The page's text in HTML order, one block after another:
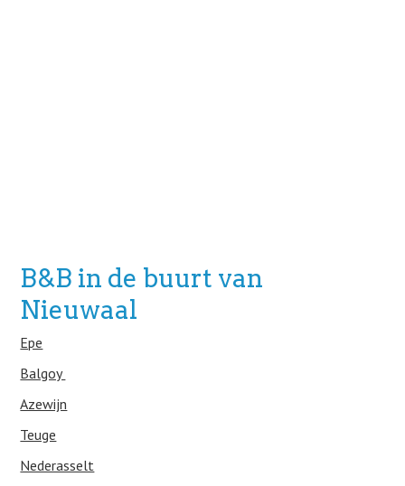
B&B in de buurt van
Nieuwaal
Epe
Balgoy
Azewijn
Teuge
Nederasselt